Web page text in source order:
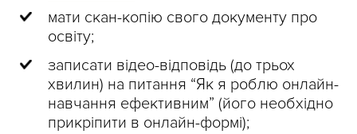
мати скан-копію свого документу про
освіту;
записати відео-відповідь (до трьох
хвилин) на питання “Як я роблю онлайн-
навчання ефективним” (його необхідно
прикріпити в онлайн-формі);